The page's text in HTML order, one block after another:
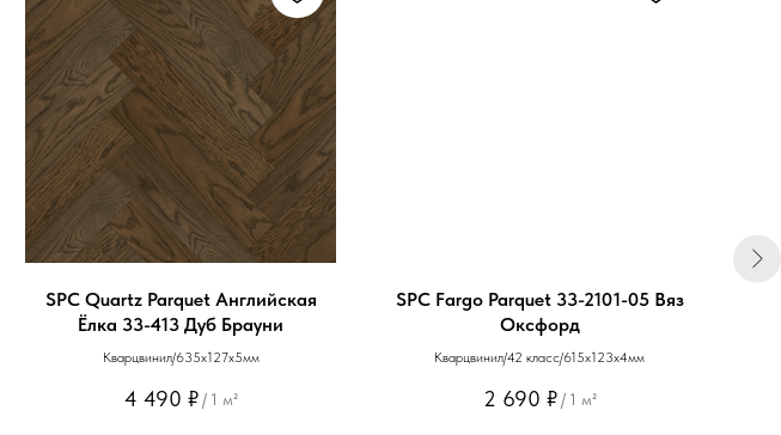
SPC Quartz Parquet Английская
Ёлка 33-413 Дуб Брауни
Кварцвинил/635х127х5мм
4 490 ₽/ 1 м²
SPC Fargo Parquet 33-2101-05 Вяз
Оксфорд
Кварцвинил/42 класс/615х123х4мм
2 690 ₽/ 1 м²